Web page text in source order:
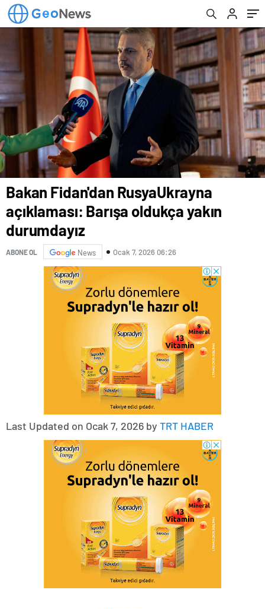
Bakan Fidan'dan RusyaUkrayna
açıklaması: Barışa oldukça yakın
durumdayız
ABONE OL News Ocak 7, 2026 06:26
Last Updated on Ocak 7, 2026 by TRT HABER